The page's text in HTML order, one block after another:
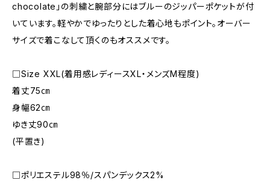
chocolate」の刺繍と腕部分にはブルーのジッパーポケットが付
いています。軽やかでゆったりとした着心地もポイント。オーバー
サイズで着こなして頂くのもオススメです。
□Size XXL(着用感レディースXL・メンズM程度)
着丈75㎝
身幅62㎝
ゆき丈90㎝
(平置き)
□ポリエステル98％/スパンデックス2%